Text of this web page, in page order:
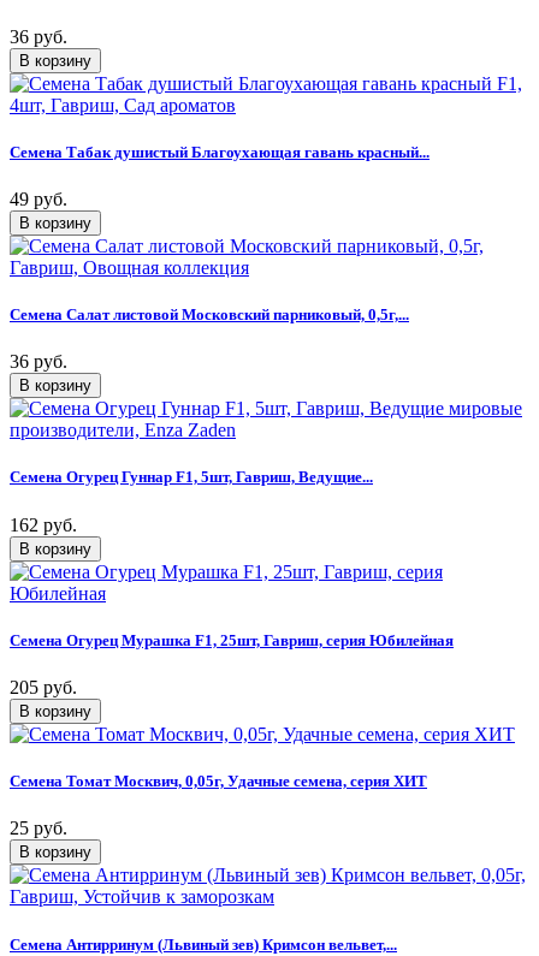
36 руб.
Семена Табак душистый Благоухающая гавань красный...
49 руб.
Семена Салат листовой Московский парниковый, 0,5г,...
36 руб.
Семена Огурец Гуннар F1, 5шт, Гавриш, Ведущие...
162 руб.
Семена Огурец Мурашка F1, 25шт, Гавриш, серия Юбилейная
205 руб.
Семена Томат Москвич, 0,05г, Удачные семена, серия ХИТ
25 руб.
Семена Антирринум (Львиный зев) Кримсон вельвет,...